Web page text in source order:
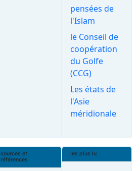
pensées de
l'Islam
le Conseil de
coopération
du Golfe
(CCG)
Les états de
l'Asie
méridionale
sources et
références
les plus lu